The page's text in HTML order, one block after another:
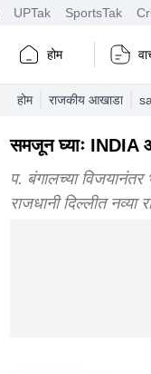
UPTak SportsTak
होम
होम राजकीय आखाडा
समजून घ्याः INDIA
प. बंगालच्या
राजधानी दिल्लीत